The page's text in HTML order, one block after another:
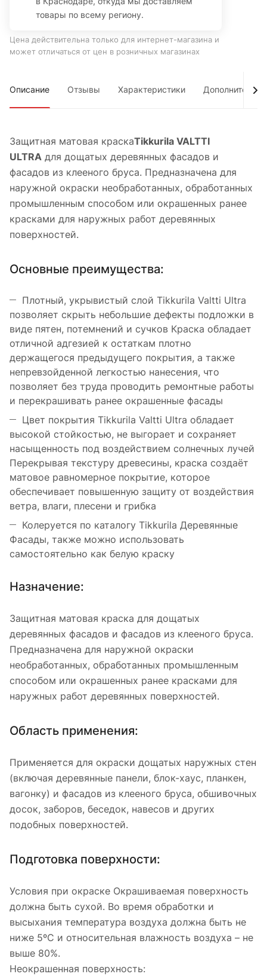
товары по всему региону.
Цена действительна только для интернет-магазина и
может отличаться от цен в розничных магазинах
Описание Отзывы Характеристики Дополнительно
Защитная матовая краскаTikkurila VALTTI
ULTRA для дощатых деревянных фасадов и
фасадов из клееного бруса. Предназначена для
наружной окраски необработанных, обработанных
промышленным способом или окрашенных ранее
красками для наружных работ деревянных
поверхностей.
Основные преимущества:
Плотный, укрывистый слой Tikkurila Valtti Ultra
позволяет скрыть небольшие дефекты подложки в
виде пятен, потемнений и сучков Краска обладает
отличной адгезией к остаткам плотно
держащегося предыдущего покрытия, а также
непревзойденной легкостью нанесения, что
позволяет без труда проводить ремонтные работы
и перекрашивать ранее окрашенные фасады
Цвет покрытия Tikkurila Valtti Ultra обладает
высокой стойкостью, не выгорает и сохраняет
насыщенность под воздействием солнечных лучей
Перекрывая текстуру древесины, краска создаёт
матовое равномерное покрытие, которое
обеспечивает повышенную защиту от воздействия
ветра, влаги, плесени и грибка
Колеруется по каталогу Tikkurila Деревянные
Фасады, также можно использовать
самостоятельно как белую краску
Назначение:
Защитная матовая краска для дощатых
деревянных фасадов и фасадов из клееного бруса.
Предназначена для наружной окраски
необработанных, обработанных промышленным
способом или окрашенных ранее красками для
наружных работ деревянных поверхностей.
Область применения:
Применяется для окраски дощатых наружных стен
(включая деревянные панели, блок-хаус, планкен,
вагонку) и фасадов из клееного бруса, обшивочных
досок, заборов, беседок, навесов и других
подобных поверхностей.
Подготовка поверхности:
Условия при окраске Окрашиваемая поверхность
должна быть сухой. Во время обработки и
высыхания температура воздуха должна быть не
ниже 5ºС и относительная влажность воздуха – не
выше 80%.
Неокрашенная поверхность: